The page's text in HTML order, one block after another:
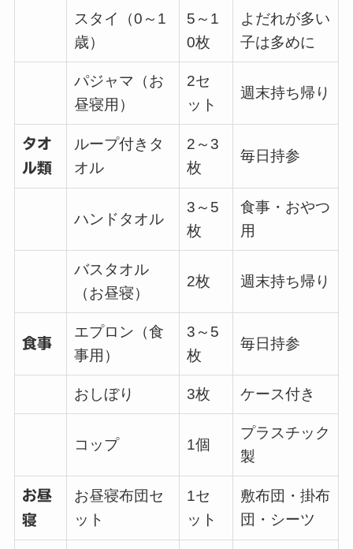
スタイ（0～1
歳）
5～1
0枚
よだれが多い
子は多めに
パジャマ（お
昼寝用）
2セ
ット
週末持ち帰り
タオ
ル類
ループ付きタ
オル
2～3
枚
毎日持参
ハンドタオル
3～5
枚
食事・おやつ
用
バスタオル
（お昼寝）
2枚 週末持ち帰り
食事
エプロン（食
事用）
3～5
枚
毎日持参
おしぼり 3枚 ケース付き
コップ 1個
プラスチック
製
お昼
寝
お昼寝布団セ
ット
1セ
ット
敷布団・掛布
団・シーツ